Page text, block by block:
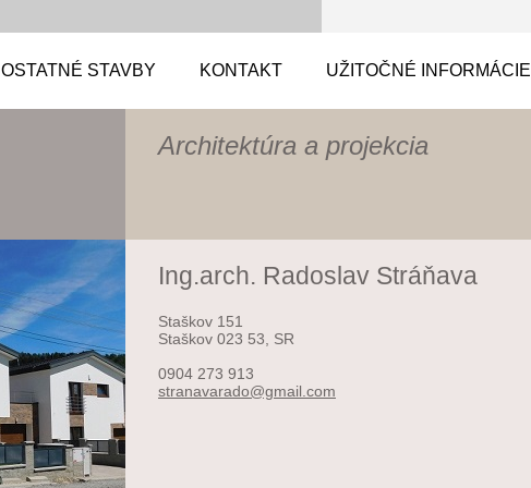
OSTATNÉ STAVBY KONTAKT UŽITOČNÉ INFORMÁCIE
Architektúra a projekcia
Ing.arch. Radoslav Stráňava
Staškov 151
Staškov 023 53, SR
0904 273 913
stranavarado@gmail.com